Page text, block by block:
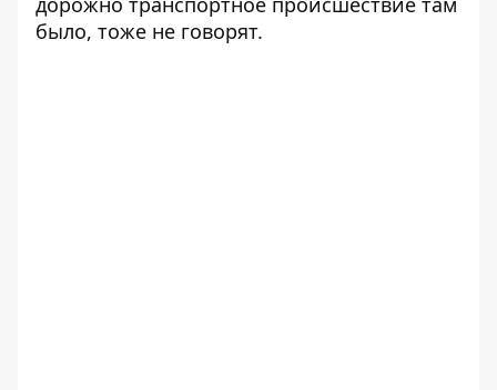
было, тоже не говорят.